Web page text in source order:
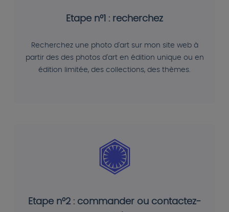
Etape n°1 : recherchez
Recherchez une photo d'art sur mon site web à
partir des des photos d'art en édition unique ou en
édition limitée, des collections, des thèmes.
Etape n°2 : commander ou contactez-